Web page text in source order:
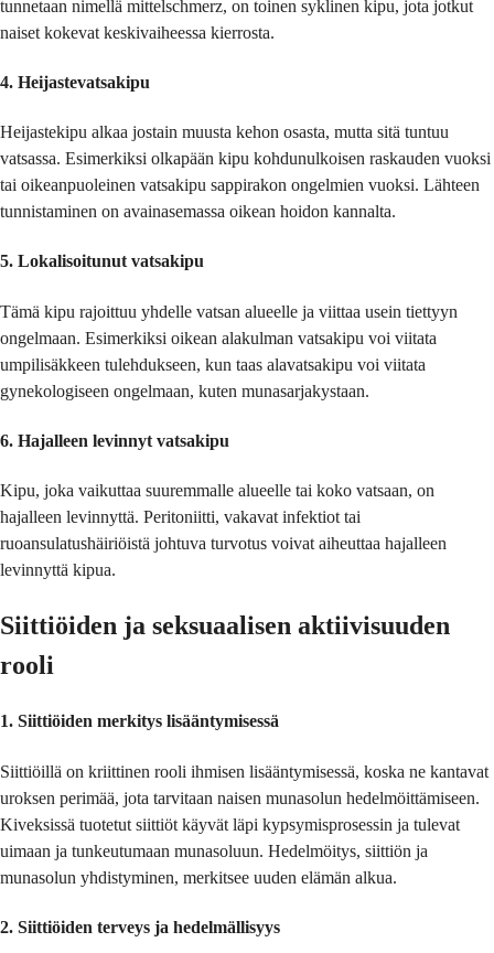
tunnetaan nimellä mittelschmerz, on toinen syklinen kipu, jota jotkut
naiset kokevat keskivaiheessa kierrosta.
4. Heijastevatsakipu
Heijastekipu alkaa jostain muusta kehon osasta, mutta sitä tuntuu
vatsassa. Esimerkiksi olkapään kipu kohdunulkoisen raskauden vuoksi
tai oikeanpuoleinen vatsakipu sappirakon ongelmien vuoksi. Lähteen
tunnistaminen on avainasemassa oikean hoidon kannalta.
5. Lokalisoitunut vatsakipu
Tämä kipu rajoittuu yhdelle vatsan alueelle ja viittaa usein tiettyyn
ongelmaan. Esimerkiksi oikean alakulman vatsakipu voi viitata
umpilisäkkeen tulehdukseen, kun taas alavatsakipu voi viitata
gynekologiseen ongelmaan, kuten munasarjakystaan.
6. Hajalleen levinnyt vatsakipu
Kipu, joka vaikuttaa suuremmalle alueelle tai koko vatsaan, on
hajalleen levinnyttä. Peritoniitti, vakavat infektiot tai
ruoansulatushäiriöistä johtuva turvotus voivat aiheuttaa hajalleen
levinnyttä kipua.
Siittiöiden ja seksuaalisen aktiivisuuden
rooli
1. Siittiöiden merkitys lisääntymisessä
Siittiöillä on kriittinen rooli ihmisen lisääntymisessä, koska ne kantavat
uroksen perimää, jota tarvitaan naisen munasolun hedelmöittämiseen.
Kiveksissä tuotetut siittiöt käyvät läpi kypsymisprosessin ja tulevat
uimaan ja tunkeutumaan munasoluun. Hedelmöitys, siittiön ja
munasolun yhdistyminen, merkitsee uuden elämän alkua.
2. Siittiöiden terveys ja hedelmällisyys